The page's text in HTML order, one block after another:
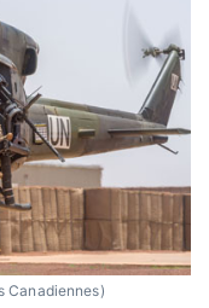
Canadiennes)